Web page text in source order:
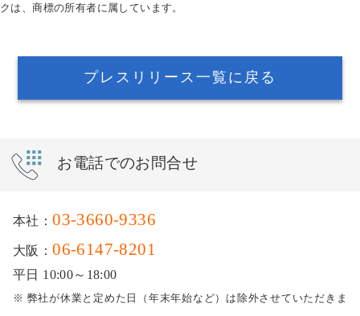
クは、商標の所有者に属しています。
プレスリリース一覧に戻る
お電話でのお問合せ
本社：03-3660-9336
大阪：06-6147-8201
平日 10:00～18:00
※ 弊社が休業と定めた日（年末年始など）は除外させていただきま